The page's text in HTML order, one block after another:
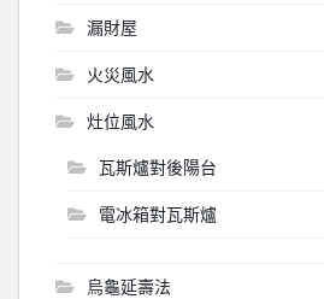
漏財屋
火災風水
灶位風水
瓦斯爐對後陽台
電冰箱對瓦斯爐
烏龜延壽法